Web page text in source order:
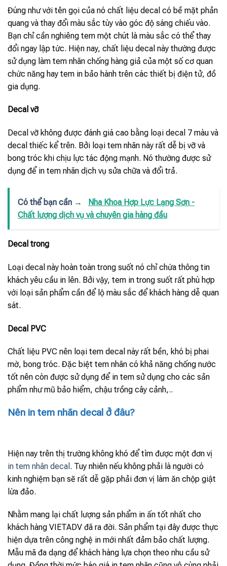
Đúng như với tên gọi của nó chất liệu decal có bề mặt phản
quang và thay đổi màu sắc tùy vào góc độ sáng chiếu vào.
Bạn chỉ cần nghiêng tem một chút là màu sắc có thể thay
đổi ngay lập tức. Hiện nay, chất liệu decal này thường được
sử dụng làm tem nhãn chống hàng giả của một số cơ quan
chức năng hay tem in bảo hành trên các thiết bị điện tử, đồ
gia dụng.
Decal vỡ
Decal vỡ không được đánh giá cao bằng loại decal 7 màu và
decal thiếc kể trên. Bởi loại tem nhãn này rất dễ bị vỡ và
bong tróc khi chịu lực tác động mạnh. Nó thường được sử
dụng để in tem nhãn dịch vụ sửa chữa và đổi trả.
Có thể bạn cần →
Nha Khoa Hợp Lực Lạng Sơn -
Chất lượng dịch vụ và chuyên gia hàng đầu
Decal trong
Loại decal này hoàn toàn trong suốt nó chỉ chứa thông tin
khách yêu cầu in lên. Bởi vậy, tem in trong suốt rất phù hợp
với loại sản phẩm cần để lộ màu sắc để khách hàng dễ quan
sát.
Decal PVC
Chất liệu PVC nên loại tem decal này rất bền, khó bị phai
mờ, bong tróc. Đặc biệt tem nhãn có khả năng chống nước
tốt nên còn được sử dụng để in tem sử dụng cho các sản
phẩm như mũ bảo hiểm, chậu trồng cây cảnh,..
Nên in tem nhãn decal ở đâu?
Hiện nay trên thị trường không khó để tìm được một đơn vị
in tem nhãn decal . Tuy nhiên nếu không phải là người có
kinh nghiệm bạn sẽ rất dễ gặp phải đơn vị làm ăn chộp giật
lừa đảo.
Nhằm mang lại chất lượng sản phẩm in ấn tốt nhất cho
khách hàng VIETADV đã ra đời. Sản phẩm tại đây được thực
hiện dựa trên công nghệ in mới nhất đảm bảo chất lượng.
Mẫu mã đa dạng để khách hàng lựa chọn theo nhu cầu sử